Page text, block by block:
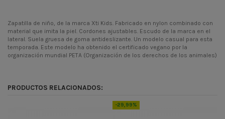
Zapatilla de niño, de la marca Xti Kids. Fabricado en nylon combinado con
material que imita la piel. Cordones ajustables. Escudo de la marca en el
lateral. Suela gruesa de goma antideslizante. Un modelo casual para esta
temporada. Este modelo ha obtenido el certificado vegano por la
organización mundial PETA (Organización de los derechos de los animales)
PRODUCTOS RELACIONADOS:
-29,99%